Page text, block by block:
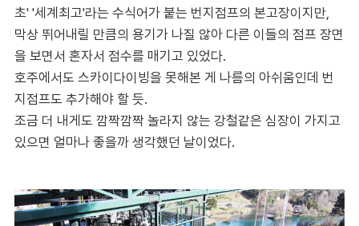
초' '세계최고'라는 수식어가 붙는 번지점프의 본고장이지만,
막상 뛰어내릴 만큼의 용기가 나질 않아 다른 이들의 점프 장면
을 보면서 혼자서 점수를 매기고 있었다.
호주에서도 스카이다이빙을 못해본 게 나름의 아쉬움인데 번
지점프도 추가해야 할 듯.
조금 더 내게도 깜짝깜짝 놀라지 않는 강철같은 심장이 가지고
있으면 얼마나 좋을까 생각했던 날이었다.